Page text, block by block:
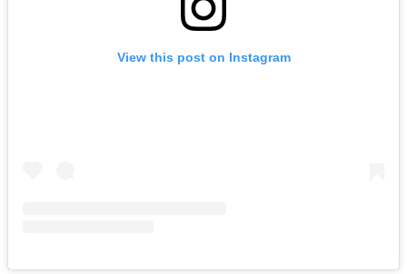
View this post on Instagram